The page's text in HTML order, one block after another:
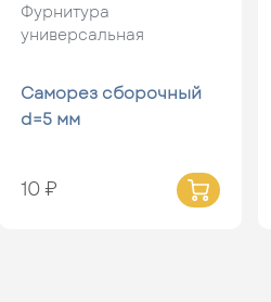
Фурнитура
универсальная
Саморез сборочный
d=5 мм
10 ₽